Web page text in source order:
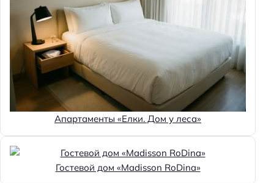
Апартаменты «Елки. Дом у леса»
Гостевой дом «Madisson RoDina»